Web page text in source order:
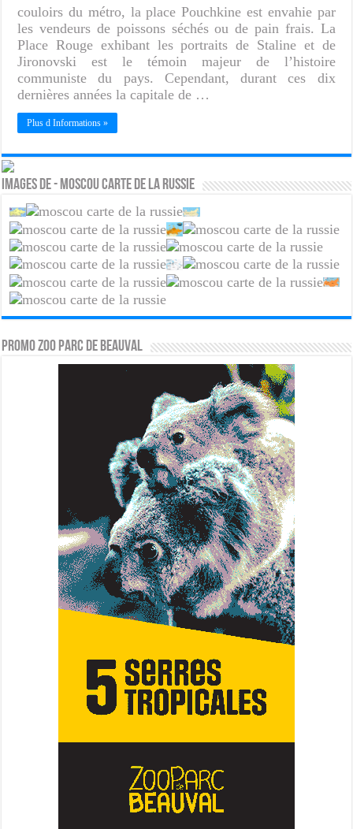
couloirs du métro, la place Pouchkine est envahie par
les vendeurs de poissons séchés ou de pain frais. La
Place Rouge exhibant les portraits de Staline et de
Jironovski est le témoin majeur de l’histoire
communiste du pays. Cependant, durant ces dix
dernières années la capitale de …
Plus d Informations »
Images de - Moscou carte de la Russie
PROMO ZOO PARC DE BEAUVAL